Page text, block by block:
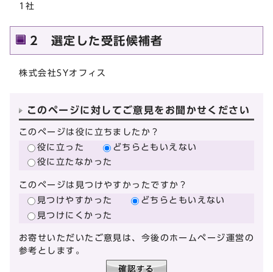
1社
2 選定した受託候補者
株式会社SYオフィス
このページに対してご意見をお聞かせください
このページは役に立ちましたか？
役に立った
どちらともいえない
役に立たなかった
このページは見つけやすかったですか？
見つけやすかった
どちらともいえない
見つけにくかった
お寄せいただいたご意見は、今後のホームページ運営の
参考とします。